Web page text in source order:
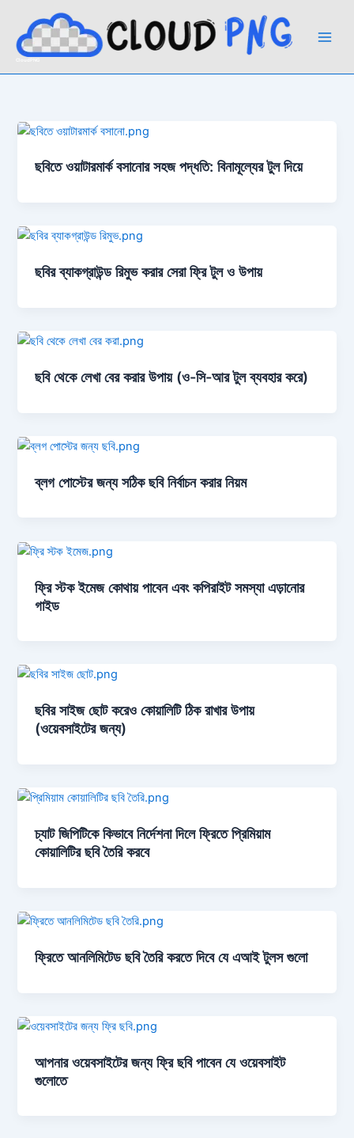
content
ছবিতে ওয়াটারমার্ক বসানোর সহজ পদ্ধতি: বিনামূল্যের টুল দিয়ে
ছবির ব্যাকগ্রাউন্ড রিমুভ করার সেরা ফ্রি টুল ও উপায়
ছবি থেকে লেখা বের করার উপায় (ও-সি-আর টুল ব্যবহার করে)
ব্লগ পোস্টের জন্য সঠিক ছবি নির্বাচন করার নিয়ম
ফ্রি স্টক ইমেজ কোথায় পাবেন এবং কপিরাইট সমস্যা এড়ানোর
গাইড
ছবির সাইজ ছোট করেও কোয়ালিটি ঠিক রাখার উপায়
(ওয়েবসাইটের জন্য)
চ্যাট জিপিটিকে কিভাবে নির্দেশনা দিলে ফ্রিতে প্রিমিয়াম
কোয়ালিটির ছবি তৈরি করবে
ফ্রিতে আনলিমিটেড ছবি তৈরি করতে দিবে যে এআই টুলস গুলো
আপনার ওয়েবসাইটের জন্য ফ্রি ছবি পাবেন যে ওয়েবসাইট
গুলোতে